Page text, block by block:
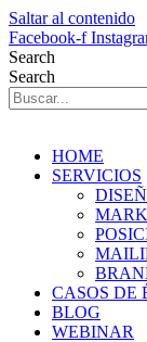
Saltar al contenido
Facebook-f
Search
Search
HOME
SERVICIOS
CASOS DE
BLOG
WEBINAR